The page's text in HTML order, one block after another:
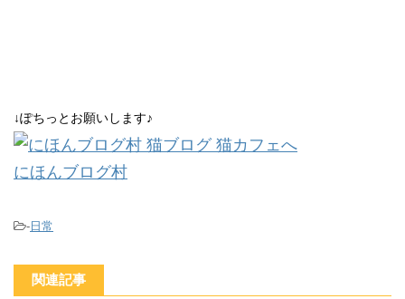
↓ぽちっとお願いします♪
にほんブログ村
- 日常
関連記事